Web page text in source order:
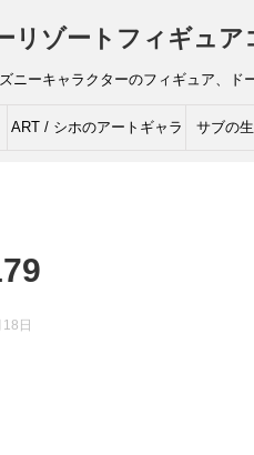
リゾートフィギュ
ニーキャラクターのフィギュア、ド
ART / シホのアートギャラ サブの
日